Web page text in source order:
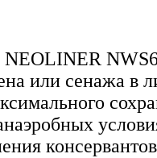
или сенажа в